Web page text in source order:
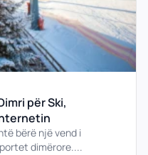
për Ski,
bërë një vend i
dimërore....